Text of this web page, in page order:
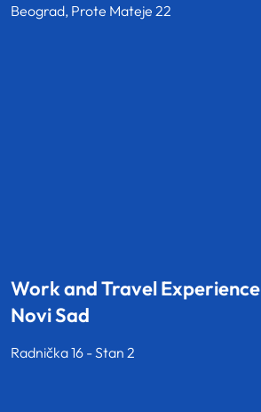
Beograd, Prote Mateje 22
Work and Travel Experience
Novi Sad
Radnička 16 - Stan 2